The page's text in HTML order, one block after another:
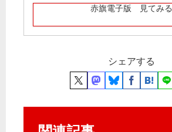
赤旗電子版 見てみる
シェアする